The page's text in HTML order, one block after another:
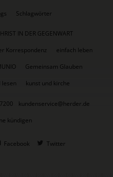
Schlagwörter
IN DER GEGENWART
Korrespondenz
einfach leben
Gemeinsam Glauben
lesen kunst und kirche
kundenservice@herder.de
kündigen
Facebook Twitter